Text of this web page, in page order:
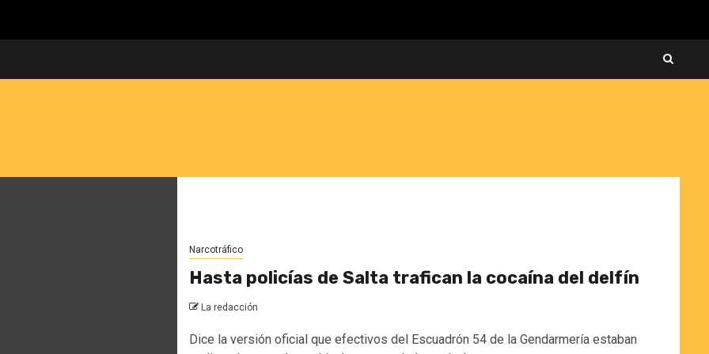
Narcotráfico
Hasta policías de Salta trafican la cocaína del delfín
La redacción
Dice la versión oficial que efectivos del Escuadrón 54 de la Gendarmería estaban